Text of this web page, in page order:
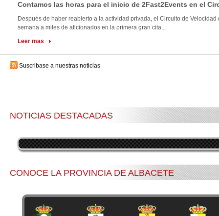
Contamos las horas para el inicio de 2Fast2Events en el
Después de haber reabierto a la actividad privada, el Circuito de Velocidad
semana a miles de aficionados en la primera gran cita...
Leer mas
Suscribase a nuestras noticias
NOTICIAS DESTACADAS
CONOCE LA PROVINCIA DE ALBACETE